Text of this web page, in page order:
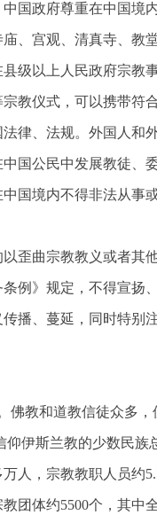
国政府尊重在中国境
、宫观、清真寺、教
级以上人民政府宗教
教仪式，可以携带符
律、法规。外国人和
国公民中发展教徒、
国境内不得非法从事
歪曲宗教教义或者其
例》规定，不得宣扬
播、蔓延，同时特别
佛教和道教信徒众多，
伊斯兰教的少数民族
人，宗教教职人员约
团体约5500个，其中